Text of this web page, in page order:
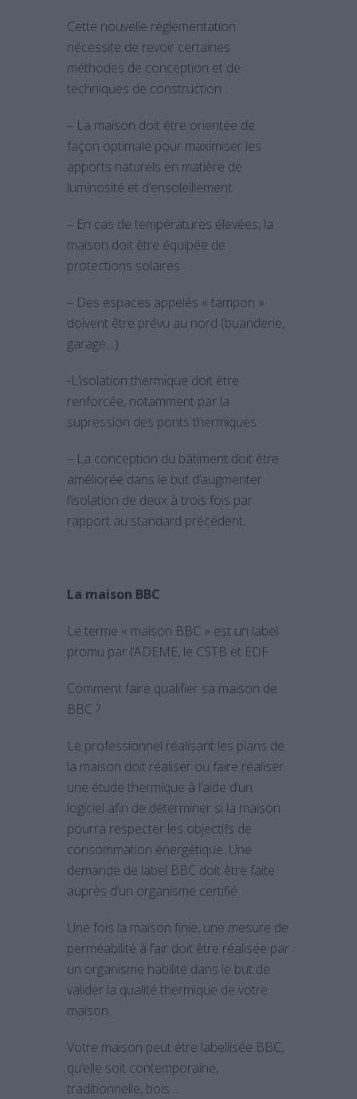
Cette nouvelle réglementation
nécessite de revoir certaines
méthodes de conception et de
techniques de construction :
– La maison doit être orientée de
façon optimale pour maximiser les
apports naturels en matière de
luminosité et d’ensoleillement.
– En cas de températures élevées, la
maison doit être équipée de
protections solaires.
– Des espaces appelés « tampon »
doivent être prévu au nord (buanderie,
garage…)
-L’isolation thermique doit être
renforcée, notamment par la
supression des ponts thermiques.
– La conception du bâtiment doit être
améliorée dans le but d’augmenter
l’isolation de deux à trois fois par
rapport au standard précédent.
La maison BBC
Le terme « maison BBC » est un label
promu par l’ADEME, le CSTB et EDF.
Comment faire qualifier sa maison de
BBC ?
Le professionnel réalisant les plans de
la maison doit réaliser ou faire réaliser
une étude thermique à l’aide d’un
logiciel afin de déterminer si la maison
pourra respecter les objectifs de
consommation énergétique. Une
demande de label BBC doit être faite
auprès d’un organisme certifié
Une fois la maison finie, une mesure de
perméabilité à l’air doit être réalisée par
un organisme habilité dans le but de
valider la qualité thermique de votre
maison.
Votre maison peut être labellisée BBC,
qu’elle soit contemporaine,
traditionnelle, bois…